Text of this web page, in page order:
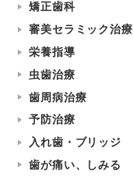
矯正歯科
審美セラミック治療
栄養指導
虫歯治療
歯周病治療
予防治療
入れ歯・ブリッジ
歯が痛い、しみる